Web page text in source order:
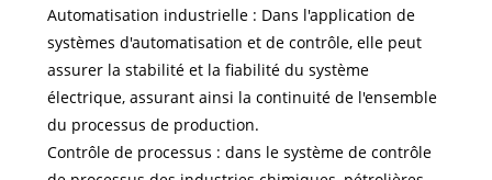
Automatisation industrielle : Dans l'application de
systèmes d'automatisation et de contrôle, elle peut
assurer la stabilité et la fiabilité du système
électrique, assurant ainsi la continuité de l'ensemble
du processus de production.
Contrôle de processus : dans le système de contrôle